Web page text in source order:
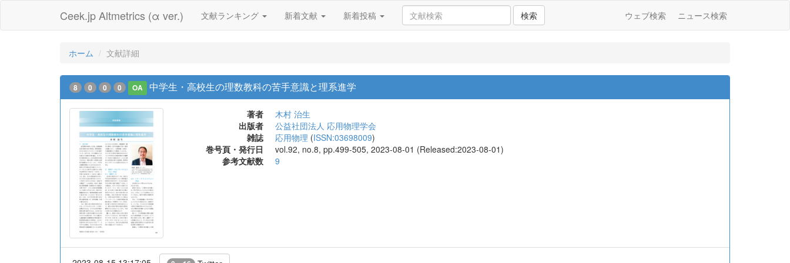
Ceek.jp Altmetrics (α ver.) 文献ランキング 新着文献 新着投稿 検索 ウェブ検索 ニュース検索
ホーム 文献詳細
8 0 0 0 OA 中学生・高校生の理数教科の苦手意識と理系進学
著者
木村 治生
出版者
公益社団法人 応用物理学会
雑誌
応用物理 (ISSN:03698009)
巻号頁・発行日
vol.92, no.8, pp.499-505, 2023-08-01 (Released:2023-08-01)
参考文献数
9